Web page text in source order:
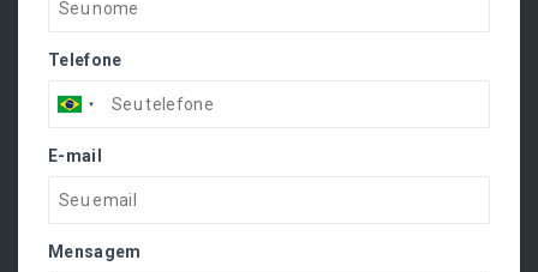
Telefone
E-mail
Mensagem